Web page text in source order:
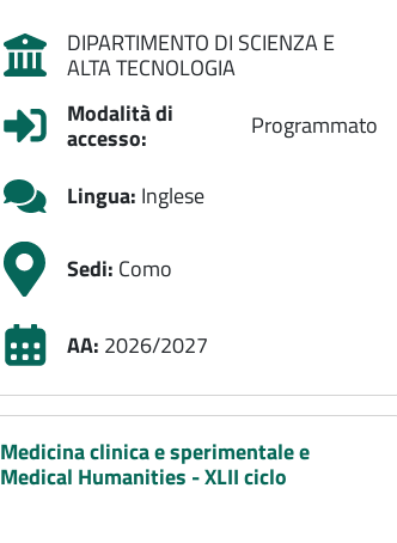
DIPARTIMENTO DI SCIENZA E
ALTA TECNOLOGIA
Modalità di
accesso: Programmato
Lingua: Inglese
Sedi: Como
AA: 2026/2027
Medicina clinica e sperimentale e
Medical Humanities - XLII ciclo